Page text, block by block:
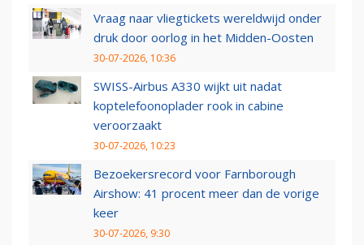
Vraag naar vliegtickets wereldwijd onder
druk door oorlog in het Midden-Oosten
30-07-2026, 10:36
SWISS-Airbus A330 wijkt uit nadat
koptelefoonoplader rook in cabine
veroorzaakt
30-07-2026, 10:23
Bezoekersrecord voor Farnborough
Airshow: 41 procent meer dan de vorige
keer
30-07-2026, 9:30